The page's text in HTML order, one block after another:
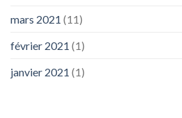
mars 2021 (11)
février 2021 (1)
janvier 2021 (1)